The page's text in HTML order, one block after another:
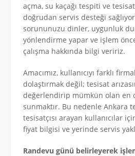
açma, su kaçağı tespiti ve
doğrudan servis desteği
sorununuzu dinler, uygunluk
yönlendirme yapar ve işlem
çalışma hakkında bilgi veririz.
Amacımız, kullanıcıyı farklı
dolaştırmak değil; tesisat
değerlendirip mümkün olan en
sunmaktır. Bu nedenle Ankara
tesisatçısı arayan kullanıcılar
fiyat bilgisi ve yerinde servis
Randevu günü belirleyerek